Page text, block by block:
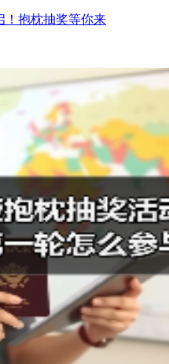
！抱枕抽奖等你来